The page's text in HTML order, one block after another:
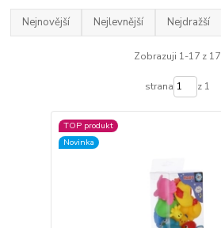
Nejnovější Nejlevnější Nejdražší
Zobrazuji 1-17 z 17
strana z 1
TOP produkt
Novinka